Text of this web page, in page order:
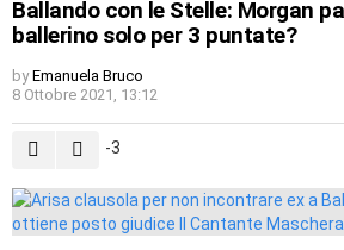
Ballando con le Stelle: Morgan
ballerino solo per 3 puntate?
by Emanuela Bruco
8 Ottobre 2021, 13:12
-3